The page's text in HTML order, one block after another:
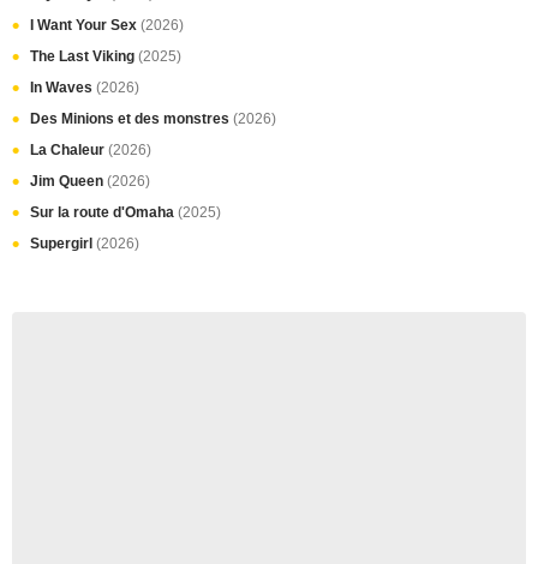
I Want Your Sex (2026)
The Last Viking (2025)
In Waves (2026)
Des Minions et des monstres (2026)
La Chaleur (2026)
Jim Queen (2026)
Sur la route d'Omaha (2025)
Supergirl (2026)